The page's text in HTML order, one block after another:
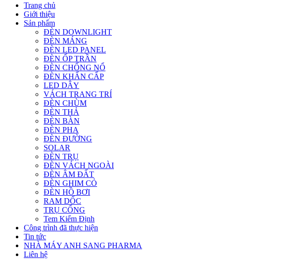
Trang chủ
Giới thiệu
Sản phẩm
ĐÈN DOWNLIGHT
ĐÈN MÁNG
ĐÈN LED PANEL
ĐÈN ỐP TRẦN
ĐÈN CHỐNG NỔ
ĐÈN KHẨN CẤP
LED DÂY
VÁCH TRANG TRÍ
ĐÈN CHÙM
ĐÈN THẢ
ĐÈN BÀN
ĐÈN PHA
ĐÈN ĐƯỜNG
SOLAR
ĐÈN TRỤ
ĐÈN VÁCH NGOÀI
ĐÈN ÂM ĐẤT
ĐÈN GHIM CỎ
ĐÈN HỒ BƠI
RAM DỐC
TRỤ CỔNG
Tem Kiểm Định
Công trình đã thực hiện
Tin tức
NHÀ MÁY ANH SANG PHARMA
Liên hệ